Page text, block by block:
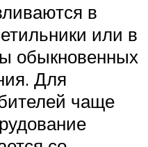
в
или в
обыкновенных
Для
чаще